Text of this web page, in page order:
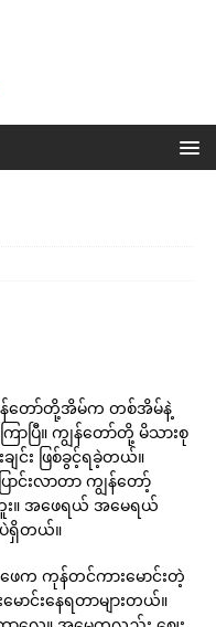
တော်တို့အိမ်က တစ်အိမ်နဲ့
ာပြီ။ ကျွန်တော်တို့ မိသားစု
င်း ဖြစ်ခွင့်ရခဲ့တယ်။
င်းလာတာ ကျွန်တော့်
း။ အဖေရယ် အမေရယ်
ရှိတယ်။
က ကုန်တင်ကားမောင်းတဲ့
ာင်းနေရတာများတယ်။